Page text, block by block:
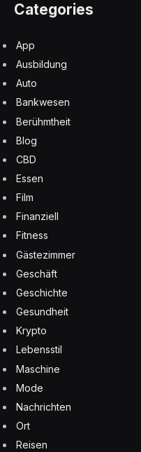
Categories
App
Ausbildung
Auto
Bankwesen
Berühmtheit
Blog
CBD
Essen
Film
Finanziell
Fitness
Gästezimmer
Geschäft
Geschichte
Gesundheit
Krypto
Lebensstil
Maschine
Mode
Nachrichten
Ort
Reisen